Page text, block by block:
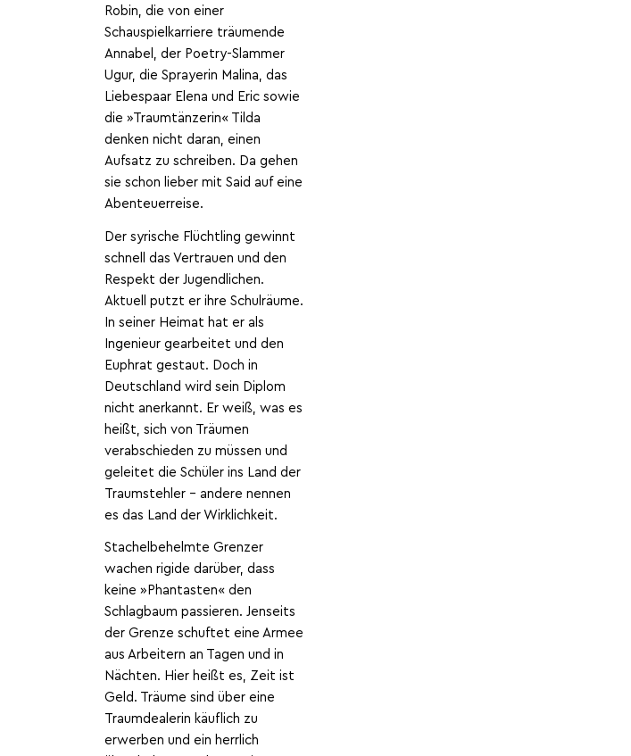
Robin, die von einer
Schauspielkarriere träumende
Annabel, der Poetry-Slammer
Ugur, die Sprayerin Malina, das
Liebespaar Elena und Eric sowie
die »Traumtänzerin« Tilda
denken nicht daran, einen
Aufsatz zu schreiben. Da gehen
sie schon lieber mit Said auf eine
Abenteuerreise.
Der syrische Flüchtling gewinnt
schnell das Vertrauen und den
Respekt der Jugendlichen.
Aktuell putzt er ihre Schulräume.
In seiner Heimat hat er als
Ingenieur gearbeitet und den
Euphrat gestaut. Doch in
Deutschland wird sein Diplom
nicht anerkannt. Er weiß, was es
heißt, sich von Träumen
verabschieden zu müssen und
geleitet die Schüler ins Land der
Traumstehler – andere nennen
es das Land der Wirklichkeit.
Stachelbehelmte Grenzer
wachen rigide darüber, dass
keine »Phantasten« den
Schlagbaum passieren. Jenseits
der Grenze schuftet eine Armee
aus Arbeitern an Tagen und in
Nächten. Hier heißt es, Zeit ist
Geld. Träume sind über eine
Traumdealerin käuflich zu
erwerben und ein herrlich